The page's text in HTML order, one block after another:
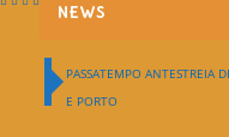
NEWS
PASSATEMPO ANTESTREIA
E PORTO